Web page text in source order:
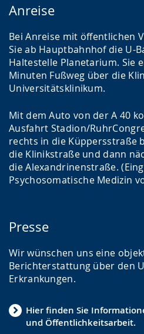
Anreise
Bei Anreise mit öffentlichen
Sie ab Hauptbahnhof die U-
Haltestelle Planetarium. Sie
Minuten Fußweg über die
Universitätsklinikum.
Mit dem Auto von der A 40
Ausfahrt Stadion/
rechts in die Küppersstraße
die Klinikstraße und dann
die Alexandrinenstraße.
Psychosomatische Medizin
Presse
Wir wünschen uns eine
Berichterstattung über den
Erkrankungen.
Hier finden Sie
und Öffentlichkeitsarbeit.